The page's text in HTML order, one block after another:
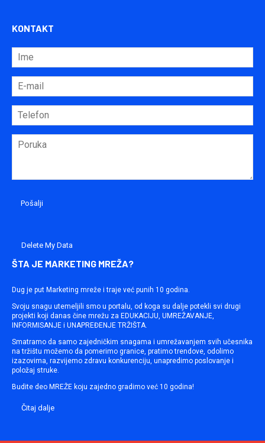
KONTAKT
Delete My Data
ŠTA JE MARKETING MREŽA?
Dug je put Marketing mreže i traje već punih 10 godina.
Svoju snagu utemeljili smo u portalu, od koga su dalje potekli svi drugi
projekti koji danas čine mrežu za EDUKACIJU, UMREŽAVANJE,
INFORMISANJE i UNAPREĐENJE TRŽIŠTA.
Smatramo da samo zajedničkim snagama i umrežavanjem svih učesnika
na tržištu možemo da pomerimo granice, pratimo trendove, odolimo
izazovima, razvijemo zdravu konkurenciju, unapredimo poslovanje i
položaj struke.
Budite deo MREŽE koju zajedno gradimo već 10 godina!
Čitaj dalje